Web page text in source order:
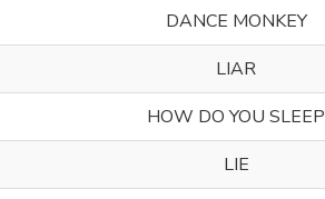
DANCE MONKEY
LIAR
HOW DO YOU SLEEP
LIE